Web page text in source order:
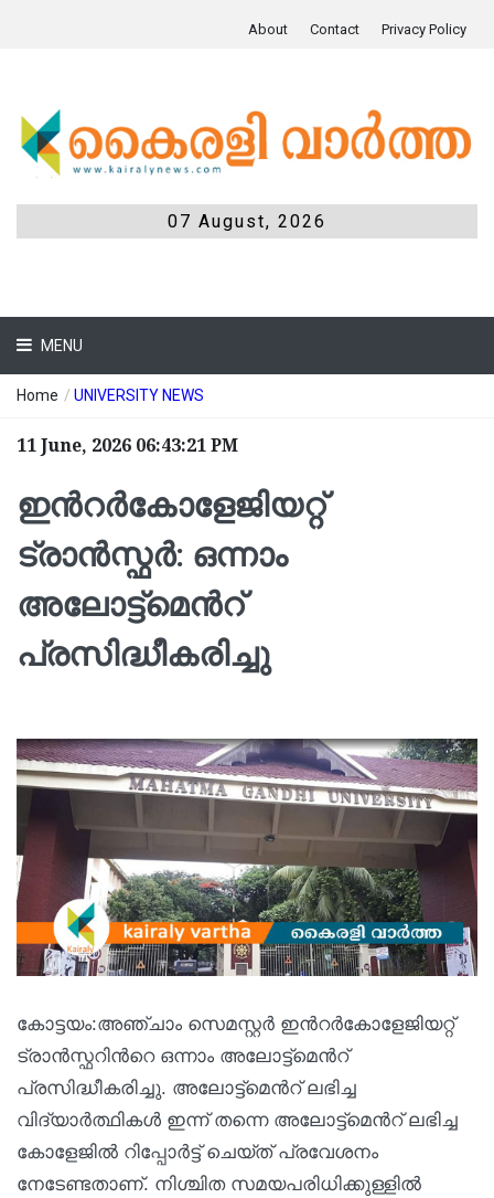
About Contact Privacy Policy
07 August, 2026
MENU
Home / UNIVERSITY NEWS
11 June, 2026 06:43:21 PM
ഇന്‍റര്‍കോളേജിയറ്റ്
ട്രാന്‍സ്ഫര്‍: ഒന്നാം
അലോട്ട്മെന്‍റ്
പ്രസിദ്ധീകരിച്ചു
കോട്ടയം:അഞ്ചാം സെമസ്റ്റര്‍ ഇന്‍റര്‍കോളേജിയറ്റ്
ട്രാന്‍സ്ഫറിന്‍റെ ഒന്നാം അലോട്ട്മെന്‍റ്
പ്രസിദ്ധീകരിച്ചു. അലോട്ട്മെന്‍റ് ലഭിച്ച
വിദ്യാര്‍ത്ഥികള്‍ ഇന്ന് തന്നെ അലോട്ട്മെന്‍റ് ലഭിച്ച
കോളേജില്‍ റിപ്പോര്‍ട്ട് ചെയ്ത് പ്രവേശനം
നേടേണ്ടതാണ്. നിശ്ചിത സമയപരിധിക്കുള്ളില്‍